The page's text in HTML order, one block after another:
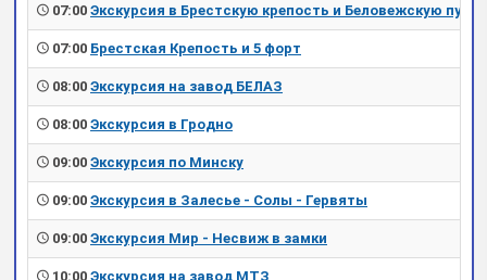
07:00 Экскурсия в Брестскую крепость и Беловежскую пущу
07:00 Брестская Крепость и 5 форт
08:00 Экскурсия на завод БЕЛАЗ
08:00 Экскурсия в Гродно
09:00 Экскурсия по Минску
09:00 Экскурсия в Залесье - Солы - Гервяты
09:00 Экскурсия Мир - Несвиж в замки
10:00 Экскурсия на завод МТЗ